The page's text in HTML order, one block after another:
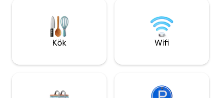
konstmaterial och inspirerande
originalmålningar. Här på Melody
Mountain kan vem som helst få kontakt
med naturen och släppa loss sin inre
att kontakta oss
information finns
Kök Wifi